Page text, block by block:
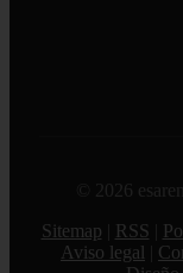
© 2026
Sitemap
RSS
Aviso legal